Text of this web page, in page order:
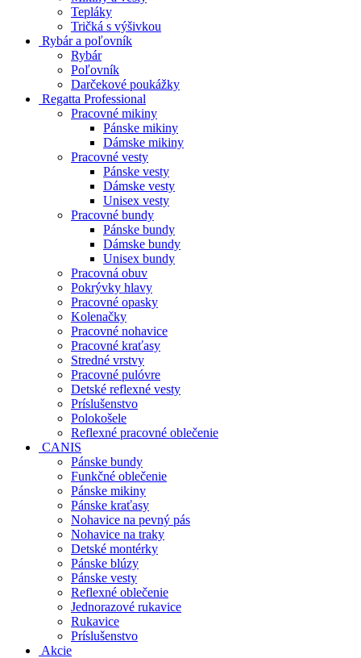
Tepláky
Tričká s výšivkou
Rybár a poľovník
Rybár
Poľovník
Darčekové poukážky
Regatta Professional
Pracovné mikiny
Pánske mikiny
Dámske mikiny
Pracovné vesty
Pánske vesty
Dámske vesty
Unisex vesty
Pracovné bundy
Pánske bundy
Dámske bundy
Unisex bundy
Pracovná obuv
Pokrývky hlavy
Pracovné opasky
Kolenačky
Pracovné nohavice
Pracovné kraťasy
Stredné vrstvy
Pracovné pulóvre
Detské reflexné vesty
Príslušenstvo
Polokošele
Reflexné pracovné oblečenie
CANIS
Pánske bundy
Funkčné oblečenie
Pánske mikiny
Pánske kraťasy
Nohavice na pevný pás
Nohavice na traky
Detské montérky
Pánske blúzy
Pánske vesty
Reflexné oblečenie
Jednorazové rukavice
Rukavice
Príslušenstvo
Akcie